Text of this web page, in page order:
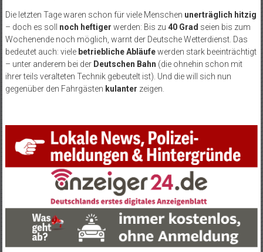
Die letzten Tage waren schon für viele Menschen unerträglich hitzig
– doch es soll noch heftiger werden: Bis zu 40 Grad seien bis zum
Wochenende noch möglich, warnt der Deutsche Wetterdienst. Das
bedeutet auch: viele betriebliche Abläufewerden stark beeinträchtigt
– unter anderem bei der Deutschen Bahn (die ohnehin schon mit
ihrer teils veralteten Technik gebeutelt ist). Und die will sich nun
gegenüber den Fahrgästen kulanter zeigen.